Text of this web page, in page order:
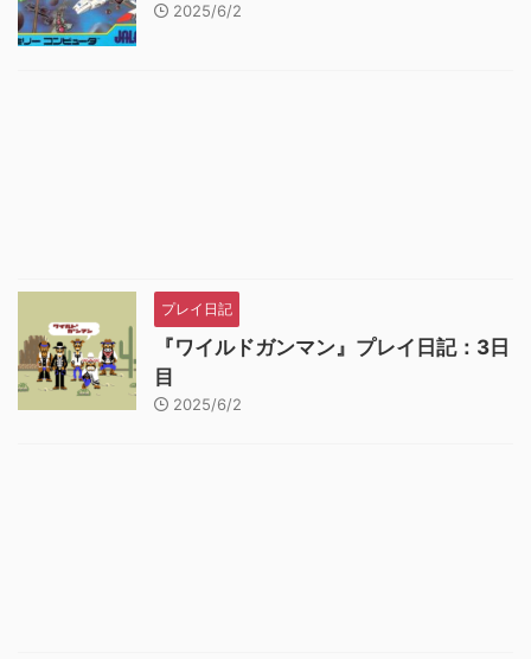
2025/6/2
プレイ日記
『ワイルドガンマン』プレイ日記：3日
目
2025/6/2